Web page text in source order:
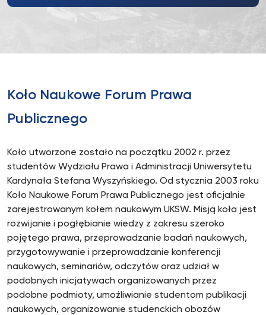
Koło Naukowe Forum Prawa
Publicznego
Koło utworzone zostało na początku 2002 r. przez
studentów Wydziału Prawa i Administracji Uniwersytetu
Kardynała Stefana Wyszyńskiego. Od stycznia 2003 roku
Koło Naukowe Forum Prawa Publicznego jest oficjalnie
zarejestrowanym kołem naukowym UKSW. Misją koła jest
rozwijanie i pogłębianie wiedzy z zakresu szeroko
pojętego prawa, przeprowadzanie badań naukowych,
przygotowywanie i przeprowadzanie konferencji
naukowych, seminariów, odczytów oraz udział w
podobnych inicjatywach organizowanych przez
podobne podmioty, umożliwianie studentom publikacji
naukowych, organizowanie studenckich obozów